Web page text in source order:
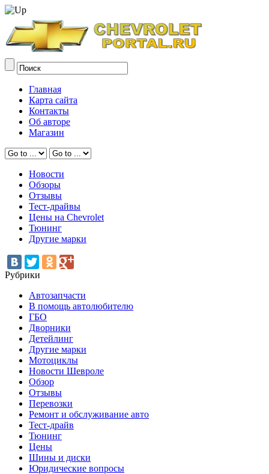
Главная
Карта сайта
Контакты
Об авторе
Магазин
Новости
Обзоры
Отзывы
Тест-драйвы
Цены на Chevrolet
Тюнинг
Другие марки
Рубрики
Автозапчасти
В помощь автолюбителю
ГБО
Дворники
Детейлинг
Другие марки
Мотоциклы
Новости Шевроле
Обзор
Отзывы
Перевозки
Ремонт и обслуживание авто
Тест-драйв
Тюнинг
Цены
Шины и диски
Юридические вопросы